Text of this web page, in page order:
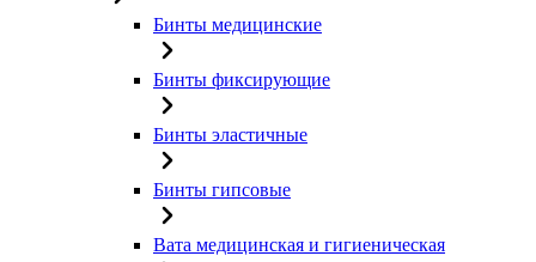
Бинты медицинские
Бинты фиксирующие
Бинты эластичные
Бинты гипсовые
Вата медицинская и гигиеническая